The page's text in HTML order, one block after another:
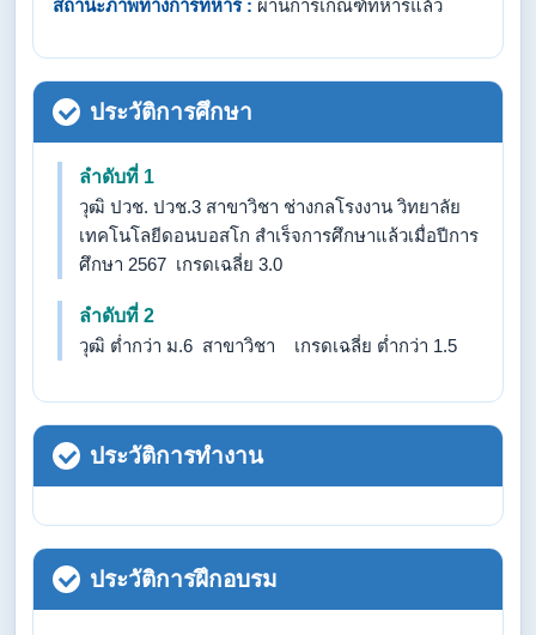
สถานะภาพทางการทหาร : ผ่านการเกณฑ์ทหารแล้ว
ประวัติการศึกษา
ลำดับที่ 1
วุฒิ ปวช. ปวช.3 สาขาวิชา ช่างกลโรงงาน วิทยาลัย
เทคโนโลยีดอนบอสโก สำเร็จการศึกษาแล้วเมื่อปีการ
ศึกษา 2567 เกรดเฉลี่ย 3.0
ลำดับที่ 2
วุฒิ ต่ำกว่า ม.6 สาขาวิชา เกรดเฉลี่ย ต่ำกว่า 1.5
ประวัติการทำงาน
ประวัติการฝึกอบรม